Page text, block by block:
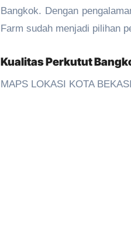
Bangkok. Dengan
Farm sudah menjadi pilihan
Kualitas Perkutut
MAPS LOKASI KOTA BEKASI